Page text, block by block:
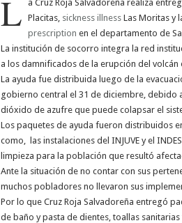
L
a Cruz Roja Salvadoreña realiza
Placitas, sickness illnessLas Moritas y
prescription en el departamento de
La institución de socorro integra la red
a los damnificados de la erupción del
La ayuda fue distribuida luego de la
gobierno central el 31 de diciembre, debido
dióxido de azufre que puede colapsar el
Los paquetes de ayuda fueron distribuidos
como, las instalaciones del INJUVE y el
limpieza para la población que resultó
Ante la situación de no contar con sus
muchos pobladores no llevaron sus
Por lo que Cruz Roja Salvadoreña entregó
de baño y pasta de dientes, toallas